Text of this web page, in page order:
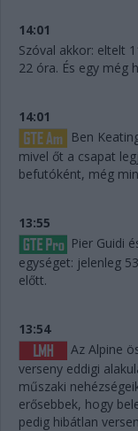
14:01
Szóval akkor: eltelt
22 óra. És egy még
14:01
Ben
mivel őt a csapat
befutóként, még
13:55
Pier Guidi
egységet: jelenleg
előtt.
13:54
Az Alpine
verseny eddigi
műszaki
erősebbek, hogy
pedig hibátlan